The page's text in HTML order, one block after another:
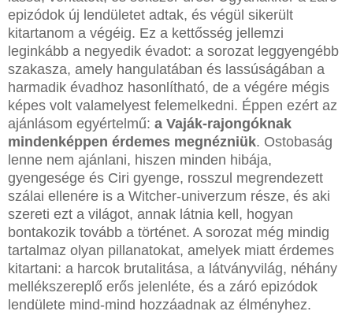
epizódok új lendületet adtak, és végül sikerült
kitartanom a végéig. Ez a kettősség jellemzi
leginkább a negyedik évadot: a sorozat leggyengébb
szakasza, amely hangulatában és lassúságában a
harmadik évadhoz hasonlítható, de a végére mégis
képes volt valamelyest felemelkedni. Éppen ezért az
ajánlásom egyértelmű: a Vaják-rajongóknak
mindenképpen érdemes megnézniük. Ostobaság
lenne nem ajánlani, hiszen minden hibája,
gyengesége és Ciri gyenge, rosszul megrendezett
szálai ellenére is a Witcher-univerzum része, és aki
szereti ezt a világot, annak látnia kell, hogyan
bontakozik tovább a történet. A sorozat még mindig
tartalmaz olyan pillanatokat, amelyek miatt érdemes
kitartani: a harcok brutalitása, a látványvilág, néhány
mellékszereplő erős jelenléte, és a záró epizódok
lendülete mind-mind hozzáadnak az élményhez.